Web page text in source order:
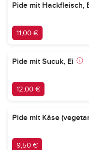
Pide mit Hackfleisch,
11,00 €
Pide mit Sucuk, Ei
12,00 €
Pide mit Käse
9,50 €